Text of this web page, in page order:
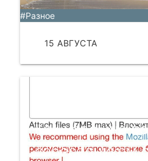
#Разное
15 АВГУСТА
Как надёжно
собеседником